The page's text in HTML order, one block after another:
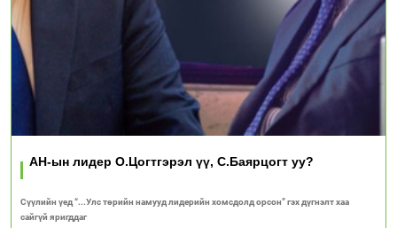
АН-ын лидер О.Цогтгэрэл үү, С.Баярцогт уу?
Сүүлийн үед “...Улс төрийн намууд лидерийн хомсдолд орсон” гэх дүгнэлт хаа
сайгүй яригддаг